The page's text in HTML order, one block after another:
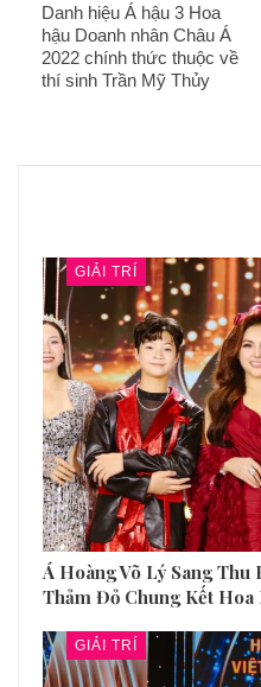
Danh hiệu Á hậu 3 Hoa
hậu Doanh nhân Châu Á
2022 chính thức thuộc về
thí sinh Trần Mỹ Thủy
GIẢI TRÍ
Á Hoàng Võ Lý Sang
Thảm Đỏ Chung Kết
GIẢI TRÍ